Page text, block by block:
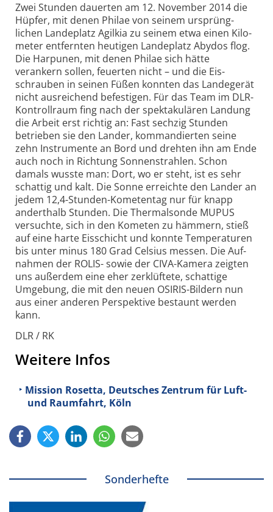
Zwei Stunden dauerten am 12. November 2014 die
Hüpfer, mit denen Philae von seinem ursprüng­
lichen Lande­platz Agilkia zu seinem etwa einen Kilo­
meter ent­fernten heutigen Lande­platz Abydos flog.
Die Harpunen, mit denen Philae sich hätte
verankern sollen, feuerten nicht – und die Eis­
schrauben in seinen Füßen konnten das Lande­gerät
nicht aus­reichend befestigen. Für das Team im DLR-
Kontroll­raum fing nach der spekta­kulären Landung
die Arbeit erst richtig an: Fast sechzig Stunden
betrieben sie den Lander, komman­dierten seine
zehn Instru­mente an Bord und drehten ihn am Ende
auch noch in Richtung Sonnen­strahlen. Schon
damals wusste man: Dort, wo er steht, ist es sehr
schattig und kalt. Die Sonne erreichte den Lander an
jedem 12,4-Stunden-Kometen­tag nur für knapp
andert­halb Stunden. Die Thermal­sonde MUPUS
versuchte, sich in den Kometen zu hämmern, stieß
auf eine harte Eisschicht und konnte Tempe­ra­turen
bis unter minus 180 Grad Celsius messen. Die Auf­
nahmen der ROLIS- sowie der CIVA-Kamera zeigten
uns außerdem eine eher zer­klüftete, schattige
Umge­bung, die mit den neuen OSIRIS-Bildern nun
aus einer anderen Per­spek­tive bestaunt werden
kann.
DLR / RK
Weitere Infos
Mission Rosetta, Deutsches Zentrum für Luft-
und Raumfahrt, Köln
Sonderhefte